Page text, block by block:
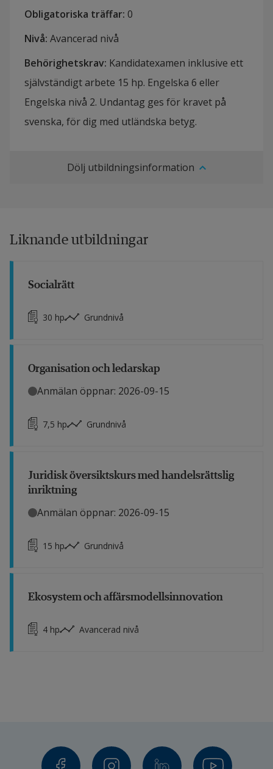
Obligatoriska träffar: 0
Nivå: Avancerad nivå
Behörighetskrav: Kandidatexamen inklusive ett
självständigt arbete 15 hp. Engelska 6 eller
Engelska nivå 2. Undantag ges för kravet på
svenska, för dig med utländska betyg.
Dölj utbildningsinformation
Liknande utbildningar
Socialrätt
30 hp Grundnivå
Organisation och ledarskap
Anmälan öppnar: 2026-09-15
7,5 hp Grundnivå
Juridisk översiktskurs med handelsrättslig
inriktning
Anmälan öppnar: 2026-09-15
15 hp Grundnivå
Ekosystem och affärsmodellsinnovation
4 hp Avancerad nivå